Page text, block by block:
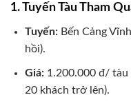
1. Tuyến Tàu Tham
Tuyến:Bến Cảng
hồi).
Giá:1.200.000 đ/ tàu
20 khách trở lên).